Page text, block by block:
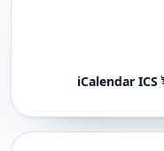
iCalendar ICS